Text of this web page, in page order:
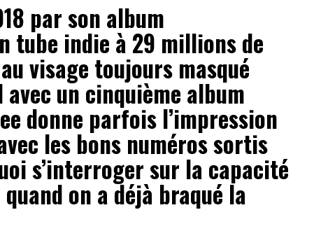
par son album
tube indie à 29 millions de
visage toujours masqué
un cinquième album
donne parfois l’impression
les bons numéros sortis
s’interroger sur la capacité
on a déjà braqué la